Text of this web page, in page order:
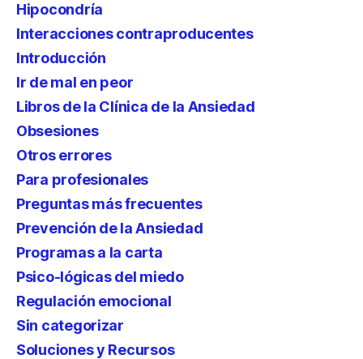
Hipocondría
Interacciones contraproducentes
Introducción
Ir de mal en peor
Libros de la Clínica de la Ansiedad
Obsesiones
Otros errores
Para profesionales
Preguntas más frecuentes
Prevención de la Ansiedad
Programas a la carta
Psico-lógicas del miedo
Regulación emocional
Sin categorizar
Soluciones y Recursos